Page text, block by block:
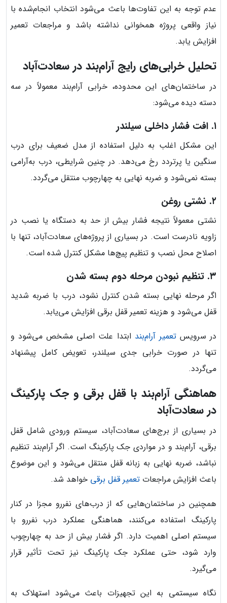
عدم توجه به این تفاوت‌ها باعث می‌شود انتخاب انجام‌شده با
نیاز واقعی پروژه همخوانی نداشته باشد و مراجعات تعمیر
افزایش یابد.
تحلیل خرابی‌های رایج آرام‌بند در سعادت‌آباد
در ساختمان‌های این محدوده، خرابی آرام‌بند معمولاً در سه
دسته دیده می‌شود:
۱. افت فشار داخلی سیلندر
این مشکل اغلب به دلیل استفاده از مدل ضعیف برای درب
سنگین یا پرتردد رخ می‌دهد. در چنین شرایطی، درب به‌آرامی
بسته نمی‌شود و ضربه نهایی به چهارچوب منتقل می‌گردد.
۲. نشتی روغن
نشتی معمولاً نتیجه فشار بیش از حد به دستگاه یا نصب در
زاویه نادرست است. در بسیاری از پروژه‌های سعادت‌آباد، تنها با
اصلاح محل نصب و تنظیم پیچ‌ها مشکل کنترل شده است.
۳. تنظیم نبودن مرحله دوم بسته شدن
اگر مرحله نهایی بسته شدن کنترل نشود، درب با ضربه شدید
قفل می‌شود و هزینه تعمیر قفل برقی افزایش می‌یابد.
در سرویستعمیر آرام‌بند ابتدا علت اصلی مشخص می‌شود و
تنها در صورت خرابی جدی سیلندر، تعویض کامل پیشنهاد
می‌گردد.
هماهنگی آرام‌بند با قفل برقی و جک پارکینگ
در سعادت‌آباد
در بسیاری از برج‌های سعادت‌آباد، سیستم ورودی شامل قفل
برقی، آرام‌بند و در مواردی جک پارکینگ است. اگر آرام‌بند تنظیم
نباشد، ضربه نهایی به زبانه قفل منتقل می‌شود و این موضوع
باعث افزایش مراجعات تعمیر قفل برقی خواهد شد.
همچنین در ساختمان‌هایی که از درب‌های نفررو مجزا در کنار
پارکینگ استفاده می‌کنند، هماهنگی عملکرد درب نفررو با
سیستم اصلی اهمیت دارد. اگر فشار بیش از حد به چهارچوب
وارد شود، حتی عملکرد جک پارکینگ نیز تحت تأثیر قرار
می‌گیرد.
نگاه سیستمی به این تجهیزات باعث می‌شود استهلاک به